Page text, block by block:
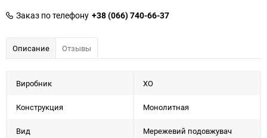
Заказ по телефону +38 (066) 740-66-37
Описание Отзывы
Виробник XO
Конструкция Монолитная
Вид Мережевий подовжувач